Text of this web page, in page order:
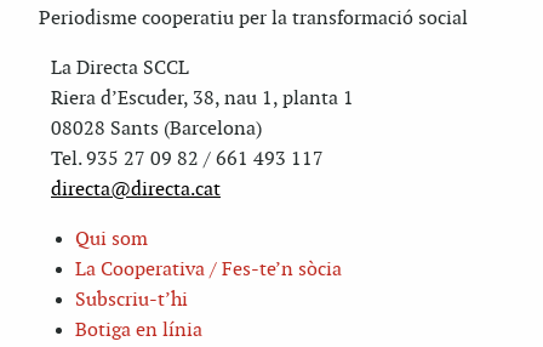
Periodisme cooperatiu per la transformació social
La Directa SCCL
Riera d’Escuder, 38, nau 1, planta 1
08028 Sants (Barcelona)
Tel. 935 27 09 82 / 661 493 117
directa@directa.cat
Qui som
La Cooperativa / Fes-te’n sòcia
Subscriu-t’hi
Botiga en línia